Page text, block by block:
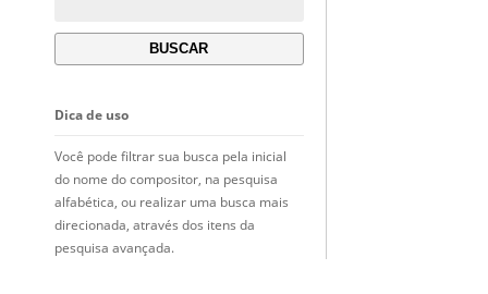
Dica de uso
Você pode filtrar sua busca pela inicial
do nome do compositor, na pesquisa
alfabética, ou realizar uma busca mais
direcionada, através dos itens da
pesquisa avançada.